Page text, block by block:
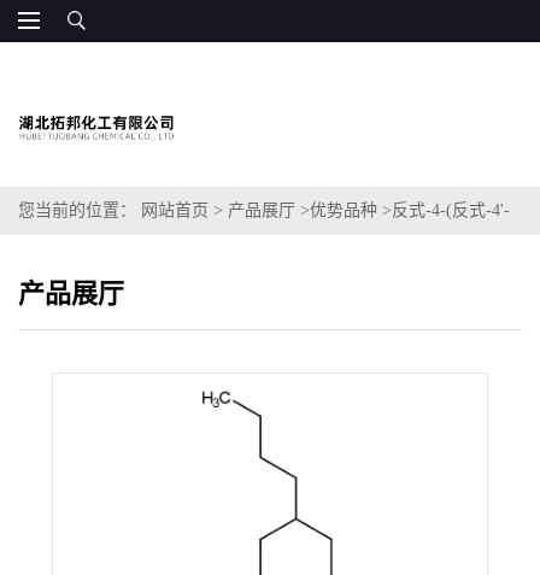
您当前的位置： 网站首页 > 产品展厅 >优势品种 >反式-4-(反式-4'-
产品展厅